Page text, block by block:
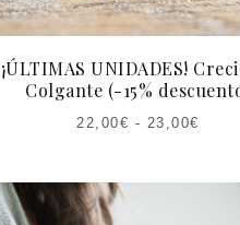
¡ÚLTIMAS UNIDADES!
Colgante (-15%
22,00€ - 23,00€